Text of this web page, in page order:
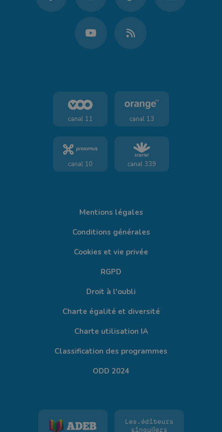
canal 11 canal 13
canal 10 canal 339
Mentions légales
Conditions générales
Cookies et vie privée
RGPD
Droit à l'oubli
Charte égalité et diversité
Charte utilisation IA
Classification des programmes
ODD 2024